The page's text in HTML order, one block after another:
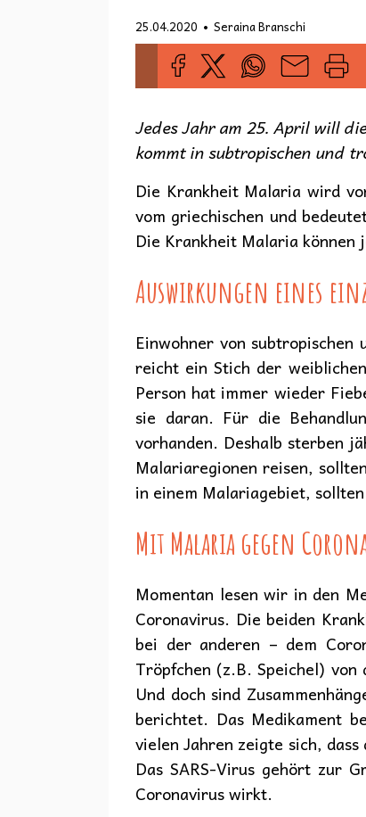
25.04.2020 • Seraina Branschi
Jedes Jahr am 25. April will
kommt in subtropischen und
Die Krankheit Malaria wird
vom griechischen und
Die Krankheit Malaria können
Auswirkungen eines
Einwohner von
reicht ein Stich der
Person hat immer wieder
sie daran. Für die
vorhanden. Deshalb sterben
Malariaregionen reisen,
in einem Malariagebiet,
Mit Malaria gegen
Momentan lesen wir in den
Coronavirus. Die beiden
bei der anderen – dem
Tröpfchen (z.B. Speichel)
Und doch sind
berichtet. Das Medikament
vielen Jahren zeigte sich,
Das SARS-Virus gehört zur
Coronavirus wirkt.